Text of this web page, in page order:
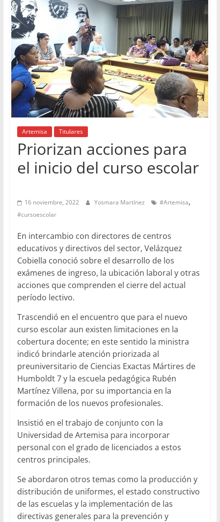
Artemisa Titulares
Priorizan acciones para
el inicio del curso escolar
16 noviembre, 2022 Yosmara Martínez #Artemisa,
#cursoescolar
En intercambio con directores de centros
educativos y directivos del sector, Velázquez
Cobiella conoció sobre el desarrollo de los
exámenes de ingreso, la ubicación laboral y otras
acciones que comprenden el cierre del actual
período lectivo.
Trascendió en el encuentro que para el nuevo
curso escolar aun existen limitaciones en la
cobertura docente; en este sentido la ministra
indicó brindarle atención priorizada al
preuniversitario de Ciencias Exactas Mártires de
Humboldt 7 y la escuela pedagógica Rubén
Martínez Villena, por su importancia en la
formación de los nuevos profesionales.
Insistió en el trabajo de conjunto con la
Universidad de Artemisa para incorporar
personal con el grado de licenciados a estos
centros principales.
Se abordaron otros temas como la producción y
distribución de uniformes, el estado constructivo
de las escuelas y la implementación de las
directivas generales para la prevención y